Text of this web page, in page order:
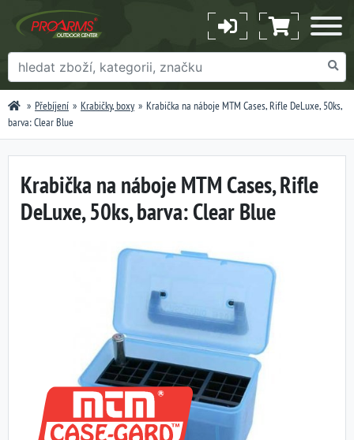
Přebíjení Krabičky, boxy
Krabička na náboje MTM Cases, Rifle DeLuxe, 50ks,
barva: Clear Blue
Krabička na náboje MTM Cases, Rifle
DeLuxe, 50ks, barva: Clear Blue